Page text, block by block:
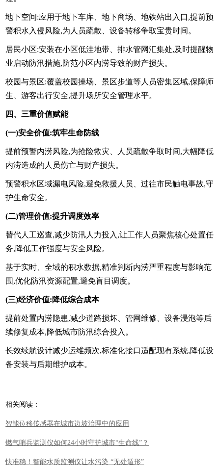
地下空间:应用于地下车库、地下商场、地铁站出入口,提前预
警积水入侵风险,为人员疏散、设备转移争取宝贵时间。
居民小区:安装在小区低洼地带、排水管网汇集处,及时提醒物
业启动防汛措施,防范小区内涝导致的财产损失。
校园与景区:覆盖校园操场、景区步道等人员密集区域,保障师
生、游客出行安全,提升场所安全管理水平。
四、三重价值赋能
(一)安全价值:筑牢生命防线
提前预警内涝风险,为抢险救灾、人员疏散争取时间,大幅降低
内涝造成的人员伤亡与财产损失。
预警积水区域漏电风险,避免救援人员、过往市民触电事故,守
护生命安全。
(二)管理价值:提升调度效率
替代人工巡查,减少防汛人力投入,让工作人员聚焦核心处置任
务,降低工作强度与安全风险。
基于实时、全域的积水数据,精准判断内涝严重程度与影响范
围,优化防汛资源配置,避免盲目调度。
(三)经济价值:降低综合成本
提前处置内涝隐患,减少道路损坏、管网维修、设备浸泡等后
续修复成本,降低城市防汛综合投入。
长效续航设计减少运维频次,标准化接口适配现有系统,降低设
备安装与后期维护成本。
相关阅读：
智能位移传感器在城市边坡治理中的应用
燃气哨兵监测仪如何24小时守护城市“生命线”？
快准稳！智能水质监测仪让水污染 “无处遁形”